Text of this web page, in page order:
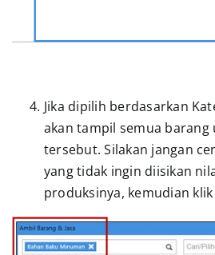
Jika dipilih berdasarkan
akan tampil semua barang
tersebut. Silakan jangan
yang tidak ingin diisikan
produksinya, kemudian klik